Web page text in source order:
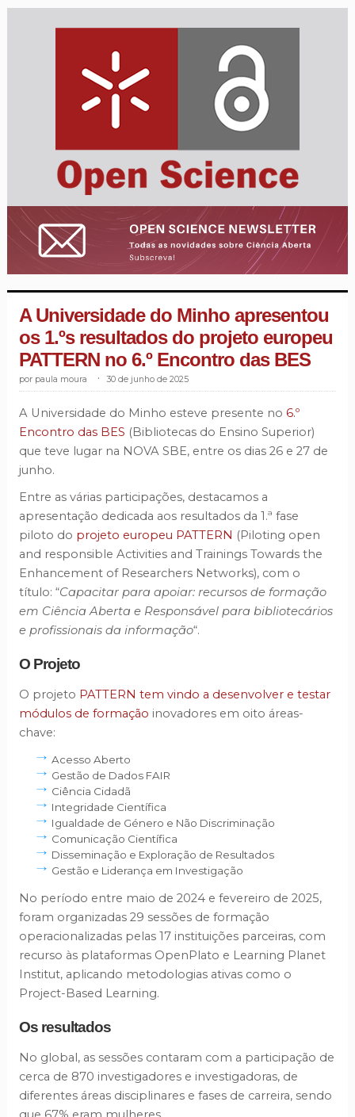
A Universidade do Minho apresentou
os 1.ºs resultados do projeto europeu
PATTERN no 6.º Encontro das BES
paula moura 30 de junho de 2025
A Universidade do Minho esteve presente no 6.º
Encontro das BES (Bibliotecas do Ensino Superior)
que teve lugar na NOVA SBE, entre os dias 26 e 27 de
junho.
Entre as várias participações, destacamos a
apresentação dedicada aos resultados da 1.ª fase
piloto do projeto europeu PATTERN (Piloting open
and responsible Activities and Trainings Towards the
Enhancement of Researchers Networks), com o
título: “Capacitar para apoiar: recursos de formação
em Ciência Aberta e Responsável para bibliotecários
e profissionais da informação“.
O Projeto
O projeto PATTERN tem vindo a desenvolver e testar
módulos de formação inovadores em oito áreas-
chave:
Acesso Aberto
Gestão de Dados FAIR
Ciência Cidadã
Integridade Científica
Igualdade de Género e Não Discriminação
Comunicação Científica
Disseminação e Exploração de Resultados
Gestão e Liderança em Investigação
No período entre maio de 2024 e fevereiro de 2025,
foram organizadas 29 sessões de formação
operacionalizadas pelas 17 instituições parceiras, com
recurso às plataformas OpenPlato e Learning Planet
Institut, aplicando metodologias ativas como o
Project-Based Learning.
Os resultados
No global, as sessões contaram com a participação de
cerca de 870 investigadores e investigadoras, de
diferentes áreas disciplinares e fases de carreira, sendo